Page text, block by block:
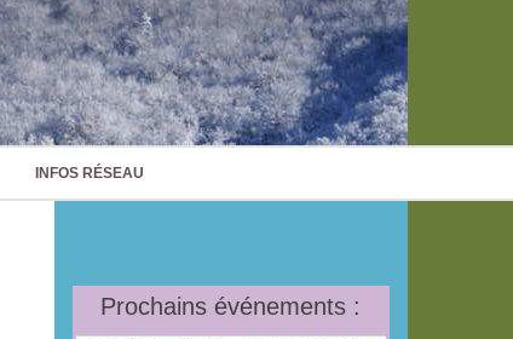
INFOS RÉSEAU
Prochains événements :